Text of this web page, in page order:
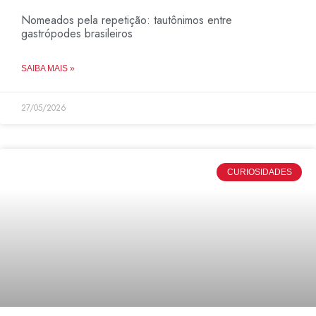
Nomeados pela repetição: tautônimos entre
gastrópodes brasileiros
SAIBA MAIS »
27/05/2026
CURIOSIDADES